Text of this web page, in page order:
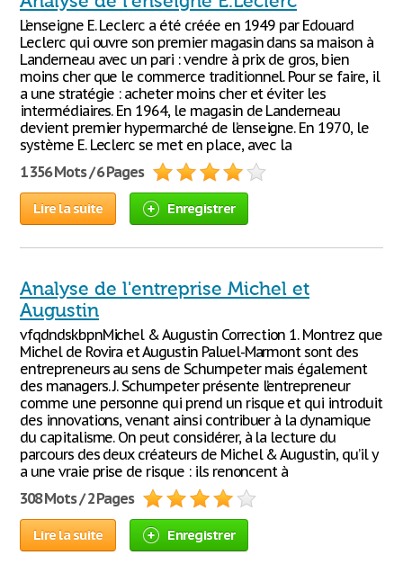
L’enseigne E. Leclerc a été créée en 1949 par Edouard
Leclerc qui ouvre son premier magasin dans sa maison à
Landerneau avec un pari : vendre à prix de gros, bien
moins cher que le commerce traditionnel. Pour se faire, il
a une stratégie : acheter moins cher et éviter les
intermédiaires. En 1964, le magasin de Landerneau
devient premier hypermarché de l’enseigne. En 1970, le
système E. Leclerc se met en place, avec la
1 356 Mots / 6 Pages
Lire la suite Enregistrer
Analyse de l'entreprise Michel et
Augustin
vfqdndskbpnMichel & Augustin Correction 1. Montrez que
Michel de Rovira et Augustin Paluel-Marmont sont des
entrepreneurs au sens de Schumpeter mais également
des managers. J. Schumpeter présente l’entrepreneur
comme une personne qui prend un risque et qui introduit
des innovations, venant ainsi contribuer à la dynamique
du capitalisme. On peut considérer, à la lecture du
parcours des deux créateurs de Michel & Augustin, qu’il y
a une vraie prise de risque : ils renoncent à
308 Mots / 2 Pages
Lire la suite Enregistrer